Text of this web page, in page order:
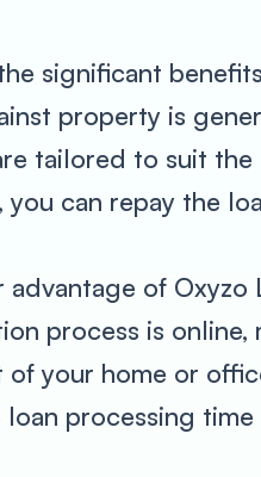
significant
property is
tailored to suit
you can repay the
advantage of Oxyzo
process is
your home or
loan processing